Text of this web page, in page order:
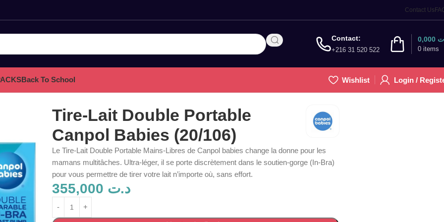
Contact Us
Contact:
+216 31 520 522 0 items
Back To School Wishlist Login /
Tire-Lait Double Portable
Canpol Babies (20/106)
Le Tire-Lait Double Portable Mains-Libres de Canpol babies change la donne pour les
mamans multitâches. Ultra-léger, il se porte discrètement dans le soutien-gorge (In-Bra)
pour vous permettre de tirer votre lait n’importe où, sans effort.
د.ت